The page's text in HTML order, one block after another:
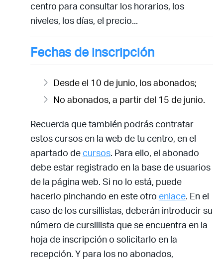
centro para consultar los horarios, los
niveles, los días, el precio...
Fechas de inscripción
Desde el 10 de junio, los abonados;
No abonados, a partir del 15 de junio.
Recuerda que también podrás contratar
estos cursos en la web de tu centro, en el
apartado de cursos. Para ello, el abonado
debe estar registrado en la base de usuarios
de la página web. Si no lo está, puede
hacerlo pinchando en este otro enlace. En el
caso de los cursillistas, deberán introducir su
número de cursillista que se encuentra en la
hoja de inscripción o solicitarlo en la
recepción. Y para los no abonados,